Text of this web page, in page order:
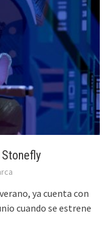
ya cuenta con
cuando se estrene